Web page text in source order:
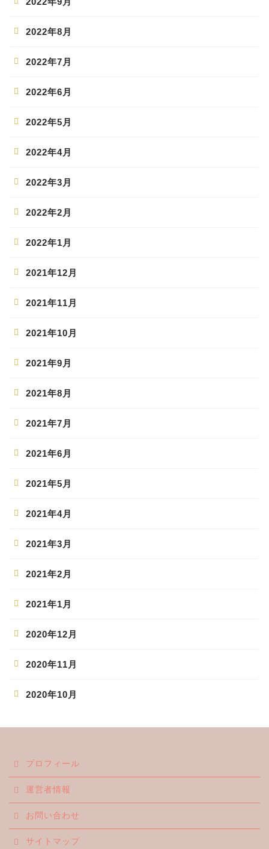
2022年8月
2022年7月
2022年6月
2022年5月
2022年4月
2022年3月
2022年2月
2022年1月
2021年12月
2021年11月
2021年10月
2021年9月
2021年8月
2021年7月
2021年6月
2021年5月
2021年4月
2021年3月
2021年2月
2021年1月
2020年12月
2020年11月
2020年10月
プロフィール
運営者情報
お問い合わせ
サイトマップ
ジャニーズ